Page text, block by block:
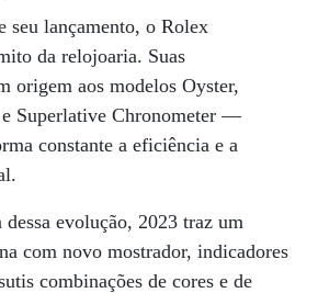
seu lançamento, o Rolex
da relojoaria. Suas
origem aos modelos Oyster,
Superlative Chronometer —
constante a eficiência e a
dessa evolução, 2023 traz um
com novo mostrador, indicadores
combinações de cores e de